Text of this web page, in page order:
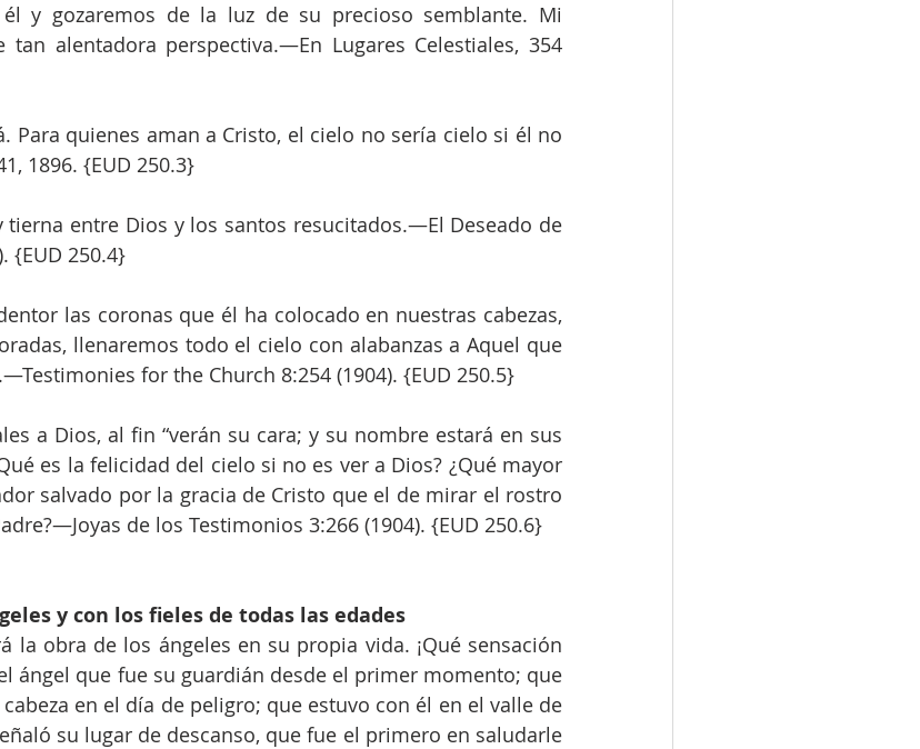
y gozaremos de la luz de su precioso semblante. Mi
alentadora perspectiva.—En Lugares Celestiales, 354
Para quienes aman a Cristo, el cielo no sería cielo si él no
1896. {EUD 250.3}
entre Dios y los santos resucitados.—El Deseado de
{EUD 250.4}
las coronas que él ha colocado en nuestras cabezas,
llenaremos todo el cielo con alabanzas a Aquel que
for the Church 8:254 (1904). {EUD 250.5}
a Dios, al fin “verán su cara; y su nombre estará en sus
es la felicidad del cielo si no es ver a Dios? ¿Qué mayor
salvado por la gracia de Cristo que el de mirar el rostro
de los Testimonios 3:266 (1904). {EUD 250.6}
y con los fieles de todas las edades
la obra de los ángeles en su propia vida. ¡Qué sensación
ángel que fue su guardián desde el primer momento; que
en el día de peligro; que estuvo con él en el valle de
su lugar de descanso, que fue el primero en saludarle